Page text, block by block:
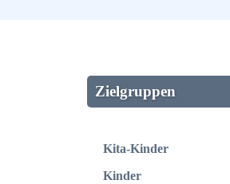
Zielgruppen
Kita-Kinder
Kinder